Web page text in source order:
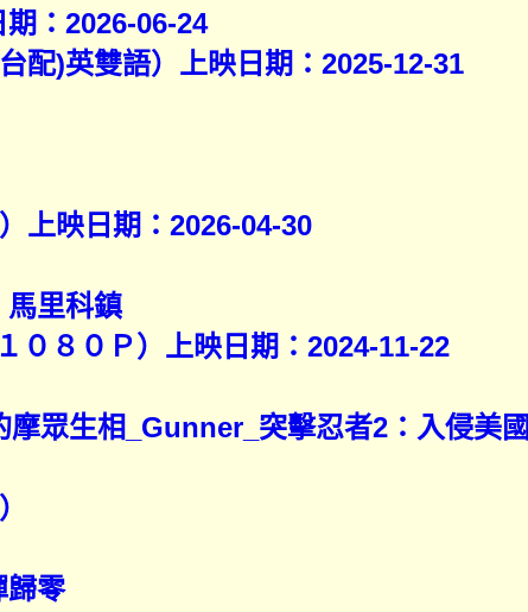
：2026-06-24
配)英雙語）上映日期：2025-12-31
上映日期：2026-04-30
里科鎮
０８０Ｐ）上映日期：2024-11-22
摩眾生相_Gunner_突擊忍者2：入侵美國
歸零